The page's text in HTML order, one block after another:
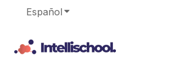
Español Traducciones de